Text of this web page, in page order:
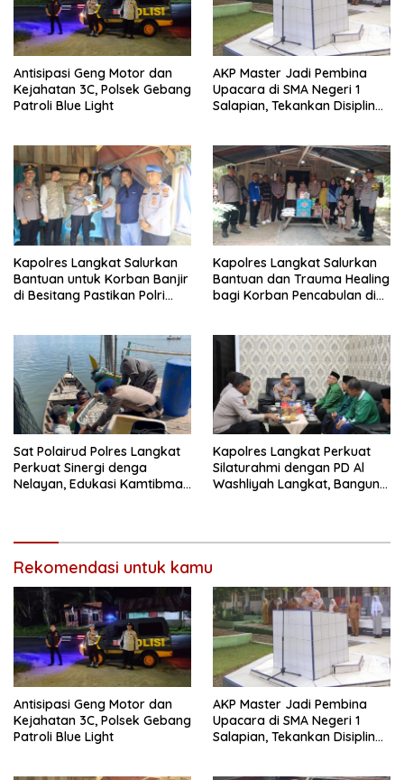
Antisipasi Geng Motor dan
Kejahatan 3C, Polsek Gebang
Patroli Blue Light
AKP Master Jadi Pembina
Upacara di SMA Negeri 1
Salapian, Tekankan Disiplin
Kapolres Langkat Salurkan
Bantuan untuk Korban Banjir
di Besitang Pastikan Polri
Kapolres Langkat Salurkan
Bantuan dan Trauma Healing
bagi Korban Pencabulan di
Sat Polairud Polres Langkat
Perkuat Sinergi denga
Nelayan, Edukasi Kamtibmas
Kapolres Langkat Perkuat
Silaturahmi dengan PD Al
Washliyah Langkat, Bangun
Rekomendasi untuk kamu
Antisipasi Geng Motor dan
Kejahatan 3C, Polsek Gebang
Patroli Blue Light
AKP Master Jadi Pembina
Upacara di SMA Negeri 1
Salapian, Tekankan Disiplin